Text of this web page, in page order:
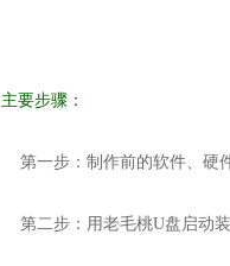
主要步骤：
第一步：制作前的软件、硬
第二步：用老毛桃U盘启动